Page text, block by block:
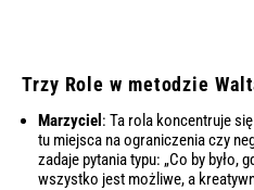
Trzy Role w metodzie
Marzyciel : Ta rola koncentruje
tu miejsca na ograniczenia czy
zadaje pytania typu: „Co by było,
wszystko jest możliwe, a